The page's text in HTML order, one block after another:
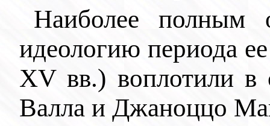
Наиболее полным
идеологию периода
XV вв.) воплотили в
Валла и Джаноццо